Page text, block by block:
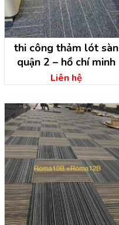
thi công thảm lót sàn
quận 2 – hồ chí minh
Liên hệ